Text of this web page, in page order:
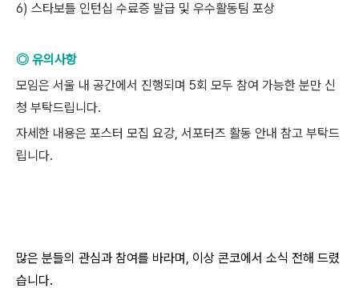
6) 스타보틀 인턴십 수료증 발급 및 우수활동팀 포상
◎ 유의사항
모임은 서울 내 공간에서 진행되며 5회 모두 참여 가능한 분만 신
청 부탁드립니다.
자세한 내용은 포스터 모집 요강, 서포터즈 활동 안내 참고 부탁드
립니다.
많은 분들의 관심과 참여를 바라며, 이상 콘코에서 소식 전해 드렸
습니다.